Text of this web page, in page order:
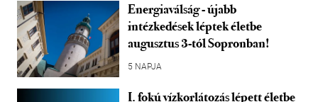
Energiaválság - újabb
intézkedések léptek életbe
augusztus 3-tól Sopronban!
5 NAPJA
I. fokú vízkorlátozás lépett életbe